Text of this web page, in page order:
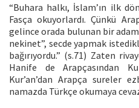
“Buhara halkı, İslam’ın ilk
Fasça okuyorlardı. Çünkü
gelince orada bulunan bir
nekinet”, secde yapmak
bağırıyordu.” (s.71) Zaten
Hanife de Arapçasından
Kur’an’dan Arapça sureler
namazda Türkçe okumaya